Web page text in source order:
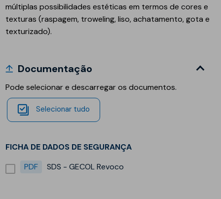
múltiplas possibilidades estéticas em termos de cores e
texturas (raspagem, troweling, liso, achatamento, gota e
texturizado).
Documentação
Pode selecionar e descarregar os documentos.
Selecionar tudo
FICHA DE DADOS DE SEGURANÇA
PDF
SDS - GECOL Revoco